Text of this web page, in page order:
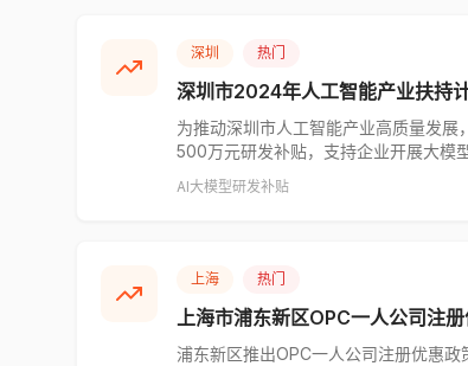
深圳 热门
深圳市2024年人工智能产业扶持
为推动深圳市人工智能产业高质量发
500万元研发补贴，支持企业开展大模
独立法人资格、上年度研发投入不低
AI大模型研发补贴
上海 热门
上海市浦东新区OPC一人公司注
浦东新区推出OPC一人公司注册优惠